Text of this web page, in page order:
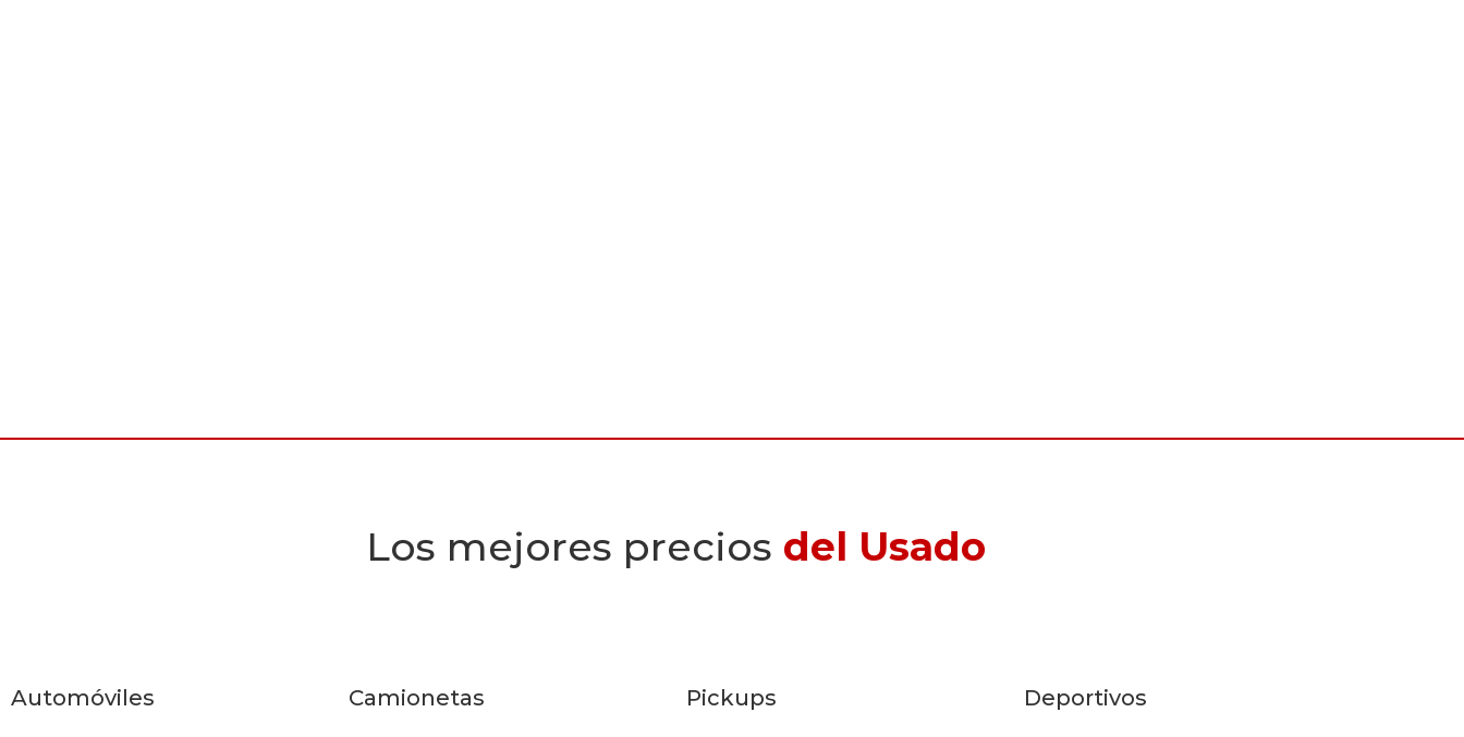
Los mejores precios del Usado
Automóviles Camionetas Pickups Deportivos